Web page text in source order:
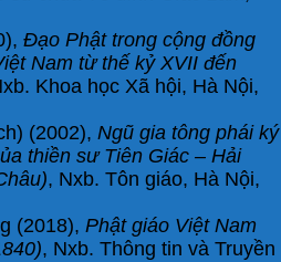
Đạo Phật trong cộng đồng
Nam từ thế kỷ XVII đến
Khoa học Xã hội, Hà Nội,
(2002), Ngũ gia tông phái ký
thiền sư Tiên Giác – Hải
, Nxb. Tôn giáo, Hà Nội,
(2018), Phật giáo Việt Nam
, Nxb. Thông tin và Truyền